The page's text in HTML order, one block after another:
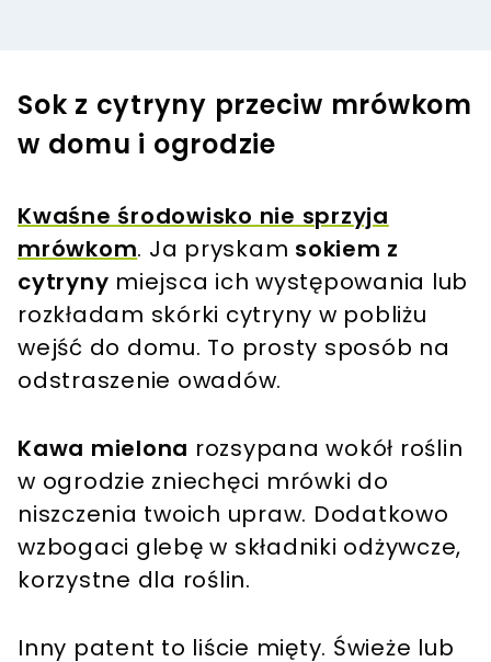
Sok z cytryny przeciw mrówkom
w domu i ogrodzie
Kwaśne środowisko nie sprzyja
mrówkom. Ja pryskam sokiem z
cytryny miejsca ich występowania lub
rozkładam skórki cytryny w pobliżu
wejść do domu. To prosty sposób na
odstraszenie owadów.
Kawa mielona rozsypana wokół roślin
w ogrodzie zniechęci mrówki do
niszczenia twoich upraw. Dodatkowo
wzbogaci glebę w składniki odżywcze,
korzystne dla roślin.
Inny patent to liście mięty. Świeże lub